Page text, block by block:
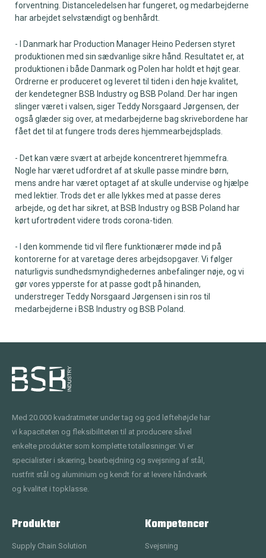
forventning. Distanceledelsen har fungeret, og medarbejderne
har arbejdet selvstændigt og benhårdt.
- I Danmark har Production Manager Heino Pedersen styret
produktionen med sin sædvanlige sikre hånd. Resultatet er, at
produktionen i både Danmark og Polen har holdt et højt gear.
Ordrerne er produceret og leveret til tiden i den høje kvalitet,
der kendetegner BSB Industry og BSB Poland. Der har ingen
slinger været i valsen, siger Teddy Norsgaard Jørgensen, der
også glæder sig over, at medarbejderne bag skrivebordene har
fået det til at fungere trods deres hjemmearbejdsplads.
- Det kan være svært at arbejde koncentreret hjemmefra.
Nogle har været udfordret af at skulle passe mindre børn,
mens andre har været optaget af at skulle undervise og hjælpe
med lektier. Trods det er alle lykkes med at passe deres
arbejde, og det har sikret, at BSB Industry og BSB Poland har
kørt ufortrødent videre trods corona-tiden.
- I den kommende tid vil flere funktionærer møde ind på
kontorerne for at varetage deres arbejdsopgaver. Vi følger
naturligvis sundhedsmyndighedernes anbefalinger nøje, og vi
gør vores ypperste for at passe godt på hinanden,
understreger Teddy Norsgaard Jørgensen i sin ros til
medarbejderne i BSB Industry og BSB Poland.
Med 20.000 kvadratmeter under tag og god løftehøjde har
vi kapaciteten og fleksibiliteten til at producere såvel
enkelte produkter som komplette totalløsninger. Vi er
specialister i skæring, bearbejdning og svejsning af stål,
rustfrit stål og aluminium og kendt for at levere håndværk
og kvalitet i topklasse.
Produkter
Supply Chain Solution
Kompetencer
Svejsning